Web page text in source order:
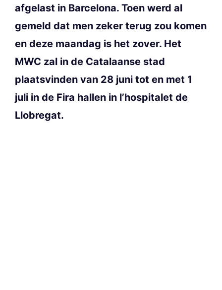
afgelast in Barcelona. Toen werd al
gemeld dat men zeker terug zou komen
en deze maandag is het zover. Het
MWC zal in de Catalaanse stad
plaatsvinden van 28 juni tot en met 1
juli in de Fira hallen in l’hospitalet de
Llobregat.